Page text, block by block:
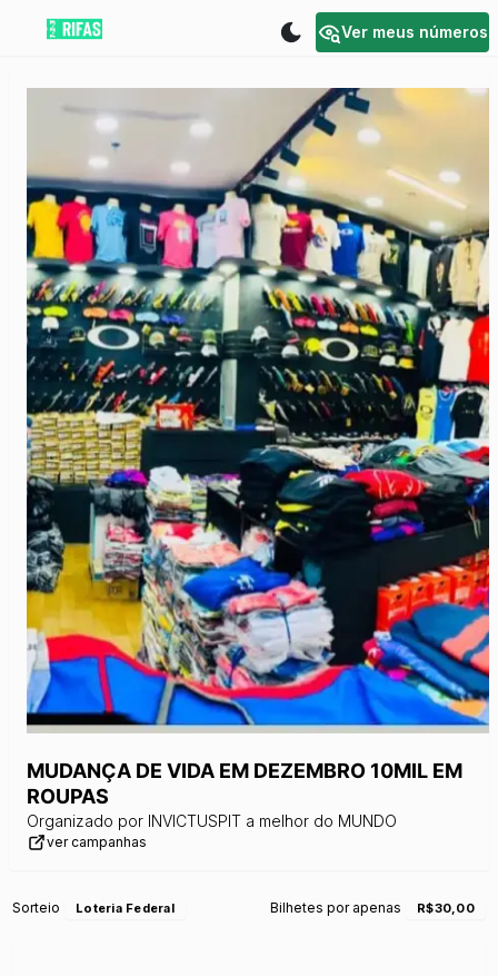
Ver meus números
MUDANÇA DE VIDA EM DEZEMBRO 10MIL EM
ROUPAS
Organizado por INVICTUSPIT a melhor do MUNDO
ver campanhas
Sorteio Loteria Federal Bilhetes por apenas R$30,00